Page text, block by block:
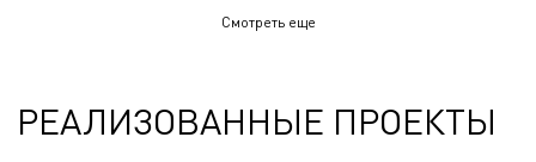
Смотреть еще
РЕАЛИЗОВАННЫЕ ПРОЕКТЫ